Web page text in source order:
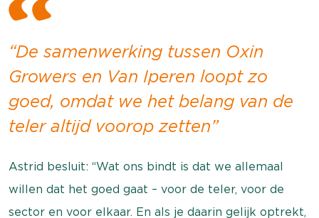
“De samenwerking tussen Oxin
Growers en Van Iperen loopt zo
goed, omdat we het belang van de
teler altijd voorop zetten”
Astrid besluit: “Wat ons bindt is dat we allemaal
willen dat het goed gaat – voor de teler, voor de
sector en voor elkaar. En als je daarin gelijk optrekt,